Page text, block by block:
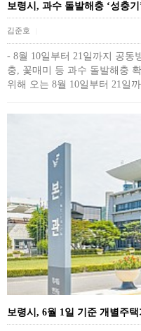
보령시, 과수 돌발해충 ‘성충
김준호
- 8월 10일부터 21일까지 공동
충, 꽃매미 등 과수 돌발해충
위해 오는 8월 10일부터 21일
보령시, 6월 1일 기준 개별주